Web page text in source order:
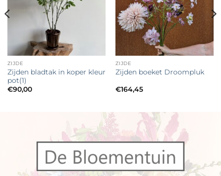
ZIJDE
Zijden bladtak in koper kleur
pot(1)
€90,00
ZIJDE
Zijden boeket Droompluk
€164,45